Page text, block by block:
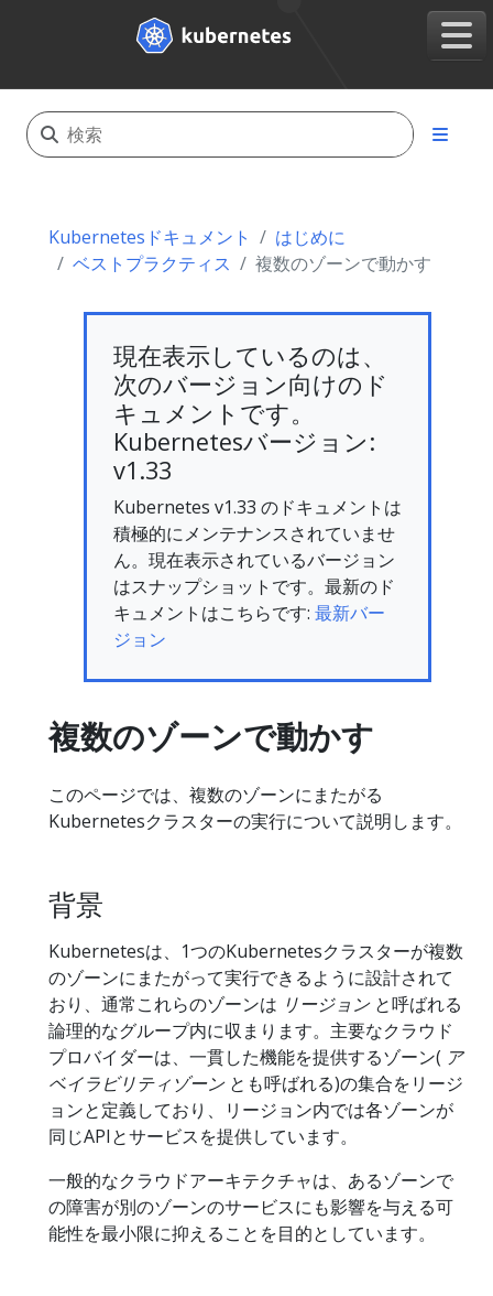
Kubernetesドキュメント
はじめに
ベストプラクティス
複数のゾーンで動かす
現在表示しているのは、
次のバージョン向けのド
キュメントです。
Kubernetesバージョン:
v1.33
Kubernetes v1.33 のドキュメントは
積極的にメンテナンスされていませ
ん。現在表示されているバージョン
はスナップショットです。最新のド
キュメントはこちらです: 最新バー
ジョン
複数のゾーンで動かす
このページでは、複数のゾーンにまたがる
Kubernetesクラスターの実行について説明します。
背景
Kubernetesは、1つのKubernetesクラスターが複数
のゾーンにまたがって実行できるように設計されて
おり、通常これらのゾーンは リージョンと呼ばれる
論理的なグループ内に収まります。主要なクラウド
プロバイダーは、一貫した機能を提供するゾーン( ア
ベイラビリティゾーンとも呼ばれる)の集合をリージ
ョンと定義しており、リージョン内では各ゾーンが
同じAPIとサービスを提供しています。
一般的なクラウドアーキテクチャは、あるゾーンで
の障害が別のゾーンのサービスにも影響を与える可
能性を最小限に抑えることを目的としています。